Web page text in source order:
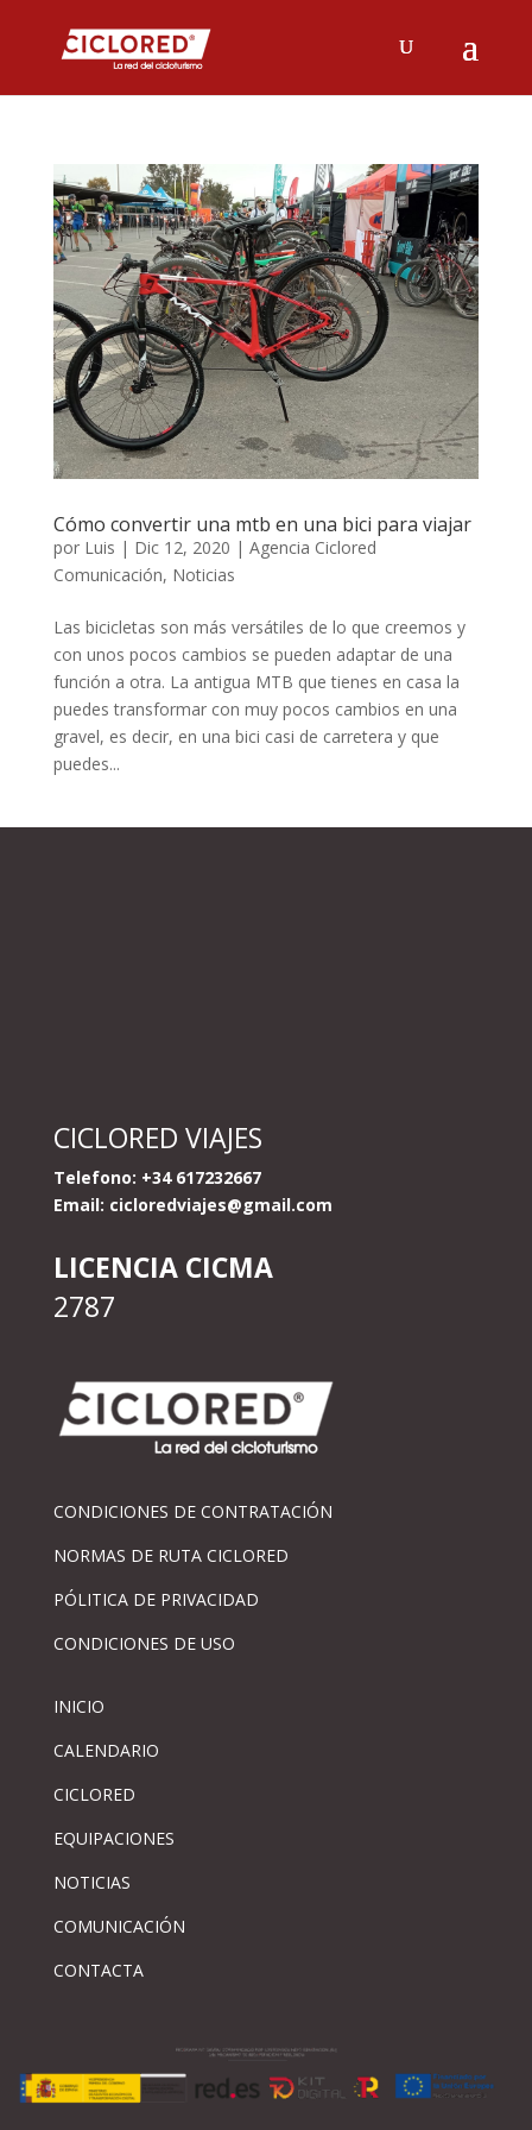
Cómo convertir una mtb en una bici para viajar
por Luis | Dic 12, 2020 | Agencia Ciclored
Comunicación, Noticias
Las bicicletas son más versátiles de lo que creemos y
con unos pocos cambios se pueden adaptar de una
función a otra. La antigua MTB que tienes en casa la
puedes transformar con muy pocos cambios en una
gravel, es decir, en una bici casi de carretera y que
puedes...
CICLORED VIAJES
Telefono: +34 617232667
Email: cicloredviajes@gmail.com
LICENCIA CICMA
2787
CONDICIONES DE CONTRATACIÓN
NORMAS DE RUTA CICLORED
PÓLITICA DE PRIVACIDAD
CONDICIONES DE USO
INICIO
CALENDARIO
CICLORED
EQUIPACIONES
NOTICIAS
COMUNICACIÓN
CONTACTA